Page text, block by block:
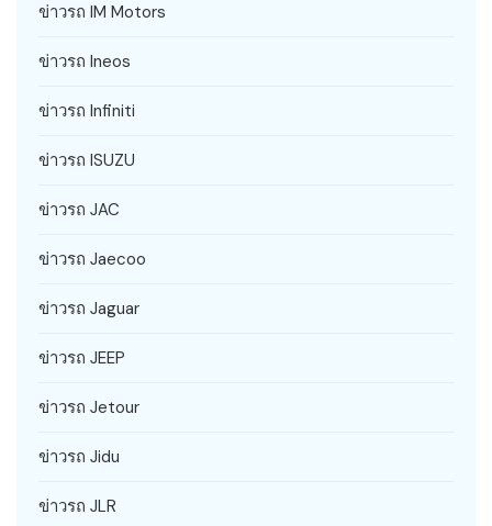
ข่าวรถ IM Motors
ข่าวรถ Ineos
ข่าวรถ Infiniti
ข่าวรถ ISUZU
ข่าวรถ JAC
ข่าวรถ Jaecoo
ข่าวรถ Jaguar
ข่าวรถ JEEP
ข่าวรถ Jetour
ข่าวรถ Jidu
ข่าวรถ JLR